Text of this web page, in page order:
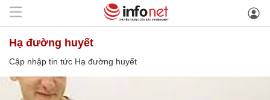
Hạ đường huyết
Cập nhập tin tức Hạ đường huyết